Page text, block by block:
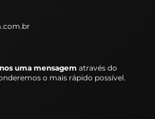
uma mensagem através do
o mais rápido possível.